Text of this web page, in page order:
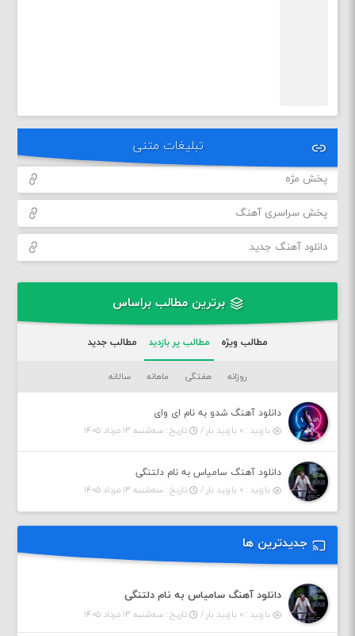
تبلیغات متنی
پخش مژه
پخش سراسری آهنگ
دانلود آهنگ جدید
برترین مطالب براساس
مطالب ویژه مطالب پر بازدید مطالب جدید
روزانه هفتگی ماهانه سالانه
دانلود آهنگ شدو به نام ای وای
بازدید : ۰ بازدید بار /
تاریخ : سه‌شنبه ۱۳ مرداد ۱۴۰۵
دانلود آهنگ سامیاس به نام دلتنگی
بازدید : ۰ بازدید بار /
تاریخ : سه‌شنبه ۱۳ مرداد ۱۴۰۵
جدیدترین ها
دانلود آهنگ سامیاس به نام دلتنگی
بازدید : ۰ بازدید بار / تاریخ : سه‌شنبه ۱۳ مرداد ۱۴۰۵